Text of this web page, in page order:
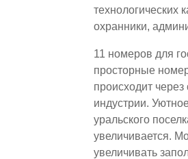
технологических
охранники,
11 номеров для
просторные
происходит
индустрии.
уральского
увеличивается.
увеличивать